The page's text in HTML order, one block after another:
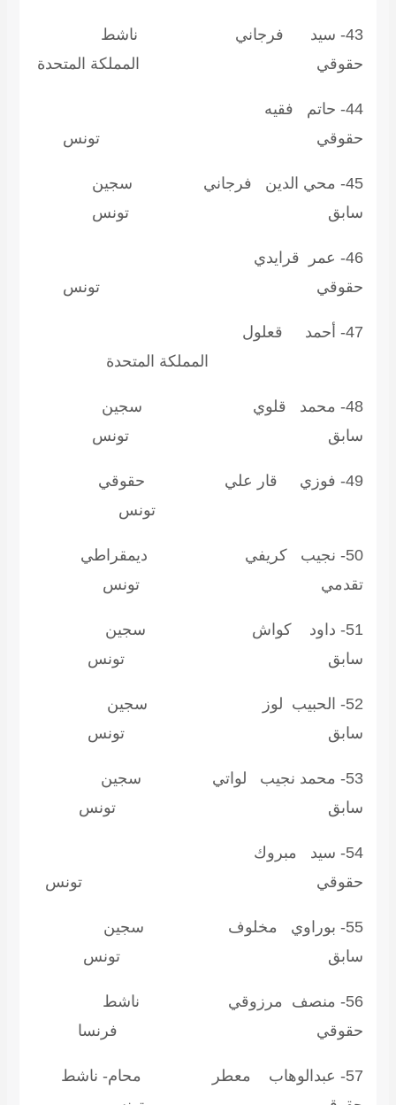
43- سيد فرجاني ناشط
المملكة المتحدة
44- حاتم فقيه
تونس
45- محي الدين فرجاني سجين
تونس
46- عمر قرايدي
تونس
47- أحمد قعلول
المتحدة
48- محمد قلوي سجين
تونس
49- فوزي قار علي حقوقي
50- نجيب كريفي ديمقراطي
تونس
51- داود كواش سجين
تونس
52- الحبيب لوز سجين
تونس
53- محمد نجيب لواتي سجين
تونس
54- سيد مبروك
تونس
55- بوراوي مخلوف سجين
تونس
56- منصف مرزوقي ناشط
فرنسا
57- عبدالوهاب معطر محام- ناشط